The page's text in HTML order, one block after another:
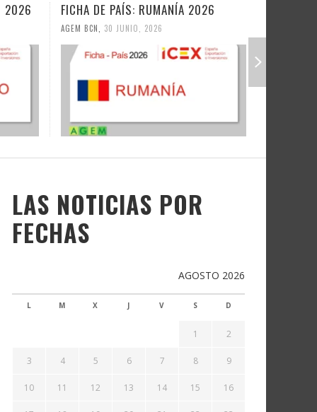
FICHA DE PAÍS: UZBEKISTAN 2026
AGEM BCN 30 JUNIO, 2026
LAS NOTICIAS POR
FECHAS
AGOSTO 2026
L M X J V S D
1 2
3 4 5 6 7 8 9
10 11 12 13 14 15 16